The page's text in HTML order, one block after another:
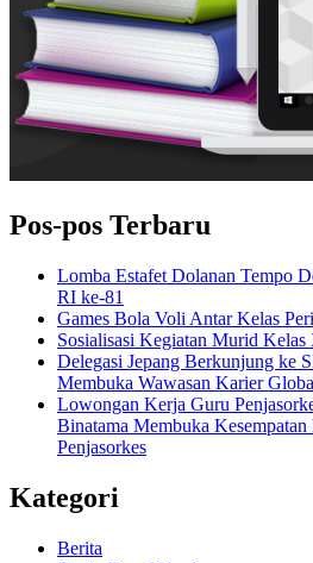
Pos-pos Terbaru
Lomba Estafet Dolanan Tempo
RI ke-81
Games Bola Voli Antar Kelas
Sosialisasi Kegiatan Murid
Delegasi Jepang Berkunjung ke
Membuka Wawasan Karier
Lowongan Kerja Guru
Binatama Membuka
Penjasorkes
Kategori
Berita